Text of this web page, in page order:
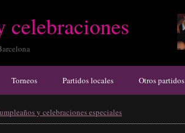
celebraciones
Torneos Partidos locales Otros partidos
y celebraciones especiales